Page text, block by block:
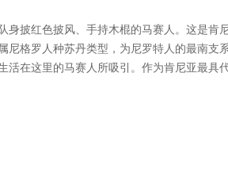
身披红色披风、手持木棍的马赛人。这是
尼格罗人种苏丹类型，为尼罗特人的最南
在这里的马赛人所吸引。作为肯尼亚最具